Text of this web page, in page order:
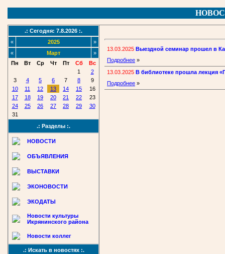
.: Сегодня: 7.8.2026 :.
«
2025
»
«
Март
»
Пн
Вт Ср Чт Пт Сб
Вс
1
2
3
4 5 6 7 8
9
10
11 12 13 14 15
16
17
18 19 20 21 22
23
24
25 26 27 28 29
30
31
.: Разделы :.
НОВОСТИ
ОБЪЯВЛЕНИЯ
ВЫСТАВКИ
ЭКОНОВОСТИ
ЭКОДАТЫ
Новости культуры
Икрянинского района
Новости коллег
.: Искать в новостях :.
13.03.2025 Выездной семинар прошел в
Подробнее »
13.03.2025 В библиотеке прошла лекция
Подробнее »